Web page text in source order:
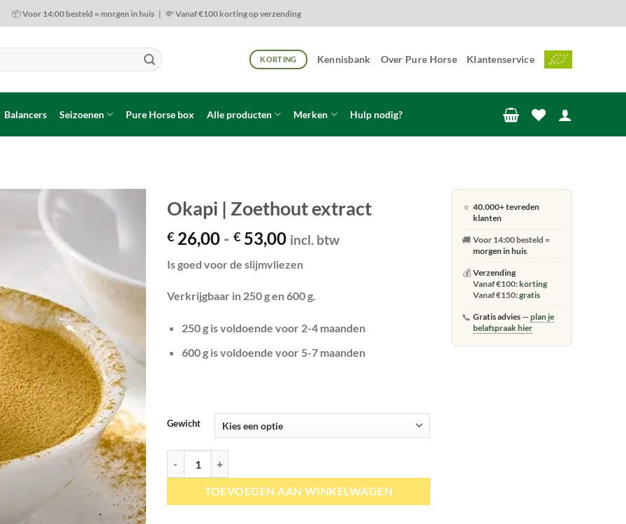
📦 Voor 14:00 besteld = morgen in huis | 💸 Vanaf €100 korting op verzending
KORTING Kennisbank Over Pure Horse Klantenservice
Balancers Seizoenen Pure Horse box Alle producten Merken Hulp nodig?
wenslijst
Okapi | Zoethout extract
€ 26,00 - € 53,00Prijsklasse:
tot
€ 53,00
incl. btw
Is goed voor de slijmvliezen
Verkrijgbaar in 250 g en 600 g.
250 g is voldoende voor 2-4 maanden
600 g is voldoende voor 5-7 maanden
Gewicht
TOEVOEGEN AAN WINKELWAGEN
⭐ 40.000+ tevreden
klanten
🚚 Voor 14:00 besteld =
morgen in huis
💰 Verzending
Vanaf €100:korting
Vanaf €150:gratis
📞 Gratis advies— plan je
belafspraak hier